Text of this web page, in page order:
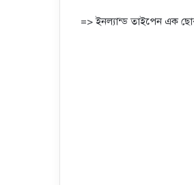
=> ইনল্যান্ড তাইপেন এক